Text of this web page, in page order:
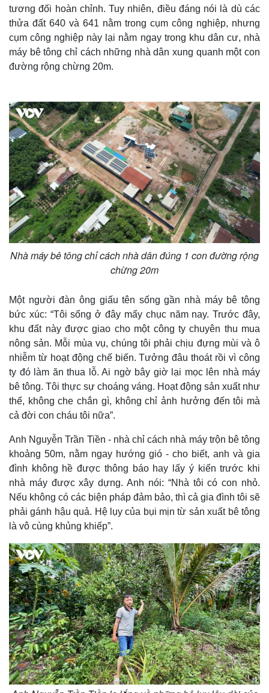
Kinh tế
Bất động sản
Khởi nghiệp
Thị trường
Giá vàng
Tiêu dùng
Tỷ giá
Chứng khoán
Giá cà phê
tương đối hoàn chỉnh. Tuy nhiên, điều đáng nói là dù các
thửa đất 640 và 641 nằm trong cụm công nghiệp, nhưng
cụm công nghiệp này lại nằm ngay trong khu dân cư, nhà
máy bê tông chỉ cách những nhà dân xung quanh một con
đường rộng chừng 20m.
Nhà máy bê tông chỉ cách nhà dân đúng 1 con đường rộng
chừng 20m
Một người đàn ông giấu tên sống gần nhà máy bê tông
bức xúc: “Tôi sống ở đây mấy chục năm nay. Trước đây,
khu đất này được giao cho một công ty chuyên thu mua
nông sản. Mỗi mùa vụ, chúng tôi phải chịu đựng mùi và ô
nhiễm từ hoạt động chế biến. Tưởng đâu thoát rồi vì công
ty đó làm ăn thua lỗ. Ai ngờ bây giờ lại mọc lên nhà máy
bê tông. Tôi thực sự choáng váng. Hoạt động sản xuất như
thế, không che chắn gì, không chỉ ảnh hưởng đến tôi mà
cả đời con cháu tôi nữa”.
Anh Nguyễn Trần Tiền - nhà chỉ cách nhà máy trộn bê tông
khoảng 50m, nằm ngay hướng gió - cho biết, anh và gia
đình không hề được thông báo hay lấy ý kiến trước khi
nhà máy được xây dựng. Anh nói: “Nhà tôi có con nhỏ.
Nếu không có các biện pháp đảm bảo, thì cả gia đình tôi sẽ
phải gánh hậu quả. Hệ lụy của bụi mịn từ sản xuất bê tông
là vô cùng khủng khiếp”.